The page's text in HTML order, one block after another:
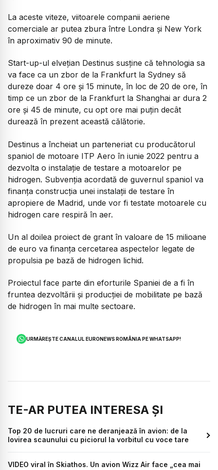
La aceste viteze, viitoarele companii aeriene
comerciale ar putea zbura între Londra și New York
în aproximativ 90 de minute.
Start-up-ul elvețian Destinus susține că tehnologia sa
va face ca un zbor de la Frankfurt la Sydney să
dureze doar 4 ore și 15 minute, în loc de 20 de ore, în
timp ce un zbor de la Frankfurt la Shanghai ar dura 2
ore și 45 de minute, cu opt ore mai puțin decât
durează în prezent această călătorie.
Destinus a încheiat un parteneriat cu producătorul
spaniol de motoare ITP Aero în iunie 2022 pentru a
dezvolta o instalație de testare a motoarelor pe
hidrogen. Subvenția acordată de guvernul spaniol va
finanța construcția unei instalații de testare în
apropiere de Madrid, unde vor fi testate motoarele cu
hidrogen care respiră în aer.
Un al doilea proiect de grant în valoare de 15 milioane
de euro va finanța cercetarea aspectelor legate de
propulsia pe bază de hidrogen lichid.
Proiectul face parte din eforturile Spaniei de a fi în
fruntea dezvoltării și producției de mobilitate pe bază
de hidrogen în mai multe sectoare.
URMĂREȘTE CANALUL EURONEWS ROMÂNIA PE WHATSAPP!
TE-AR PUTEA INTERESA ȘI
Top 20 de lucruri care ne deranjează în avion: de la
lovirea scaunului cu piciorul la vorbitul cu voce tare
VIDEO viral în Skiathos. Un avion Wizz Air face „cea mai